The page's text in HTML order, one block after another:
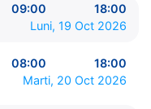
09:00
18:00
Luni, 19 Oct 2026
08:00
18:00
Marti, 20 Oct 2026